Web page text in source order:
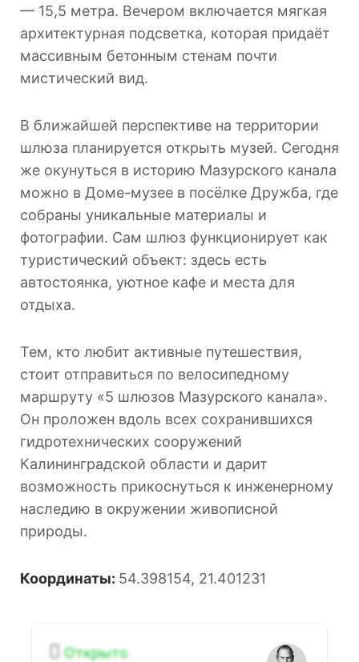
— 15,5 метра. Вечером включается мягкая
архитектурная подсветка, которая придаёт
массивным бетонным стенам почти
мистический вид.
В ближайшей перспективе на территории
шлюза планируется открыть музей. Сегодня
же окунуться в историю Мазурского канала
можно в Доме-музее в посёлке Дружба, где
собраны уникальные материалы и
фотографии. Сам шлюз функционирует как
туристический объект: здесь есть
автостоянка, уютное кафе и места для
отдыха.
Тем, кто любит активные путешествия,
стоит отправиться по велосипедному
маршруту «5 шлюзов Мазурского канала».
Он проложен вдоль всех сохранившихся
гидротехнических сооружений
Калининградской области и дарит
возможность прикоснуться к инженерному
наследию в окружении живописной
природы.
Координаты: 54.398154, 21.401231
Открыто